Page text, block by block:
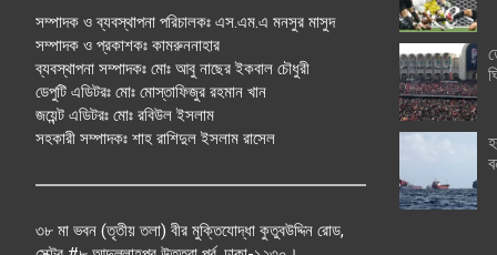
সম্পাদক ও ব্যবস্থাপনা পরিচালকঃ এস.এম.এ মনসুর মাসুদ
সম্পাদক ও প্রকাশকঃ কামরুননাহার
ব্যবস্থাপনা সম্পাদকঃ মোঃ আবু নাছের ইকবাল চৌধুরী
ডেপুটি এডিটরঃ মোঃ মোস্তাফিজুর রহমান খান
জয়েন্ট এডিটরঃ মোঃ রবিউল ইসলাম
সহকারী সম্পাদকঃ শাহ রাশিদুল ইসলাম রাসেল
৩৮ মা ভবন (তৃতীয় তলা) বীর মুক্তিযোদ্ধা কুতুবউদ্দিন রোড,